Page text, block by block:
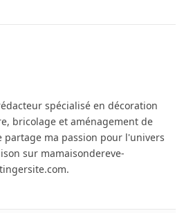
spécialisé en décoration
bricolage et aménagement de
partage ma passion pour l'univers
sur mamaisondereve-